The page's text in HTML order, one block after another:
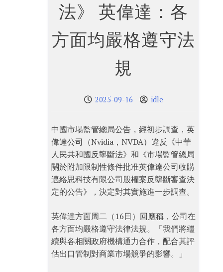
法》 英偉達：各
方面均嚴格遵守法
規
2025-09-16 idle
中國市場監管總局公告，經初步調查，英
偉達公司（Nvidia，NVDA）違反《中華
人民共和國反壟斷法》和《市場監管總局
關於附加限制性條件批准英偉達公司收購
邁絡思科技有限公司股權案反壟斷審查決
定的公告》，決定對其實施進一步調查。
英偉達方面周二（16日）回應稱，公司在
各方面均嚴格遵守法律法規。「我們將繼
續與各相關政府機構通力合作，配合其評
估出口管制對商業市場競爭的影響。」